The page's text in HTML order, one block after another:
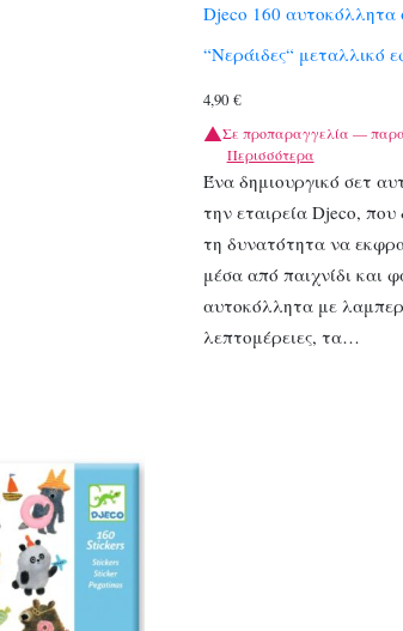
Djeco 160 αυτοκόλλητα
“Νεράιδες“ μεταλλικό
4,90 €
Σε προπαραγγελία —
Περισσότερα
Ένα δημιουργικό σετ
την εταιρεία Djeco, που
τη δυνατότητα να
μέσα από παιχνίδι και
αυτοκόλλητα με
λεπτομέρειες, τα…